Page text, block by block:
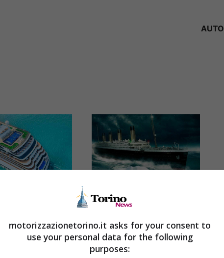
AUTO
rafforza
con
ordine per
navi da
L’auto affondata sul
Titanic che oggi
varrebbe una
fortuna: modello
motorizzazionetorino.it asks for your consent to
use your personal data for the following
purposes: